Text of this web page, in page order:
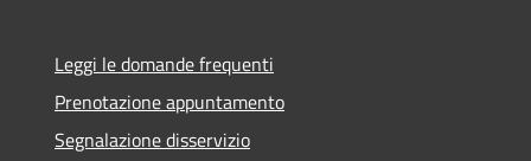
Leggi le domande frequenti
Prenotazione appuntamento
Segnalazione disservizio